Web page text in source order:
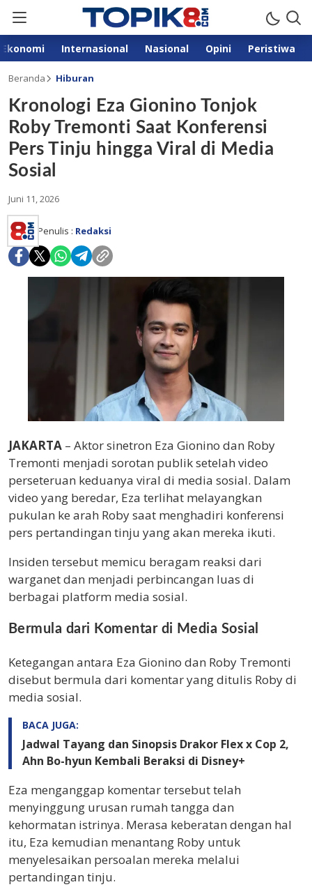
Ekonomi Internasional Nasional Opini Peristiwa
Beranda Hiburan
Kronologi Eza Gionino Tonjok
Roby Tremonti Saat Konferensi
Pers Tinju hingga Viral di Media
Sosial
Juni 11, 2026
Penulis : Redaksi
JAKARTA – Aktor sinetron Eza Gionino dan Roby
Tremonti menjadi sorotan publik setelah video
perseteruan keduanya viral di media sosial. Dalam
video yang beredar, Eza terlihat melayangkan
pukulan ke arah Roby saat menghadiri konferensi
pers pertandingan tinju yang akan mereka ikuti.
Insiden tersebut memicu beragam reaksi dari
warganet dan menjadi perbincangan luas di
berbagai platform media sosial.
Bermula dari Komentar di Media Sosial
Ketegangan antara Eza Gionino dan Roby Tremonti
disebut bermula dari komentar yang ditulis Roby di
media sosial.
BACA JUGA:
Jadwal Tayang dan Sinopsis Drakor Flex x Cop 2,
Ahn Bo-hyun Kembali Beraksi di Disney+
Eza menganggap komentar tersebut telah
menyinggung urusan rumah tangga dan
kehormatan istrinya. Merasa keberatan dengan hal
itu, Eza kemudian menantang Roby untuk
menyelesaikan persoalan mereka melalui
pertandingan tinju.